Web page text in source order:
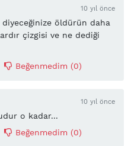
10 yıl önce
öldürün daha
çizgisi ve ne dediği
alemi yok...yazık
Beğenmedim (0)
10 yıl önce
o kadar...
Beğenmedim (0)